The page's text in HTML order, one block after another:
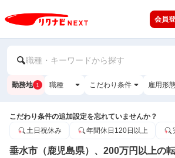
会員
職種・キーワードから探す
勤務地 1 職種 こだわり条件 雇用形
こだわり条件の追加設定を忘れていませんか？
土日祝休み
年間休日120日以上
垂水市（鹿児島県）、200万円以上の